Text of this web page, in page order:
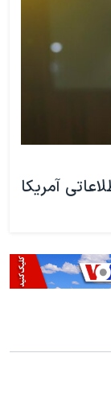
آمریکا